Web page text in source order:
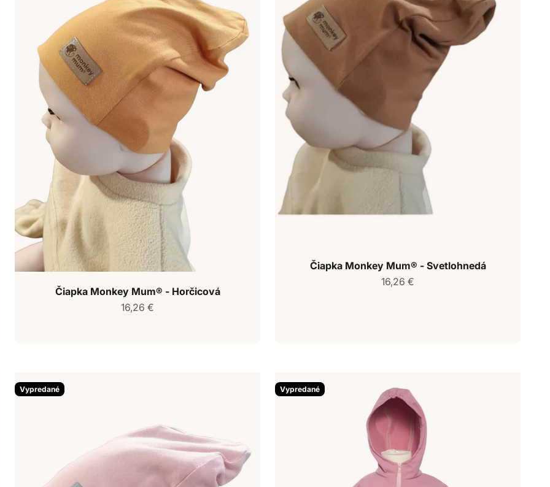
Čiapka Monkey Mum® - Horčicová
Predajná cena
16,26 €
Čiapka Monkey Mum® - Svetlohnedá
Predajná cena
16,26 €
Vypredané Vypredané